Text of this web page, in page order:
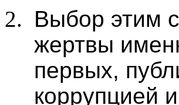
Выбор этим
жертвы
первых,
коррупцией